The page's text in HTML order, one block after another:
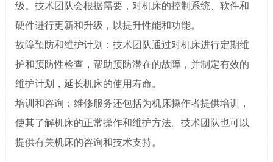
级。技术团队会根据需要，对机床的控制系统、软件和
硬件进行更新和升级，以提升性能和功能。
故障预防和维护计划：技术团队通过对机床进行定期维
护和预防性检查，帮助预防潜在的故障，并制定有效的
维护计划，延长机床的使用寿命。
培训和咨询：维修服务还包括为机床操作者提供培训，
使其了解机床的正常操作和维护方法。技术团队也可以
提供有关机床的咨询和技术支持。